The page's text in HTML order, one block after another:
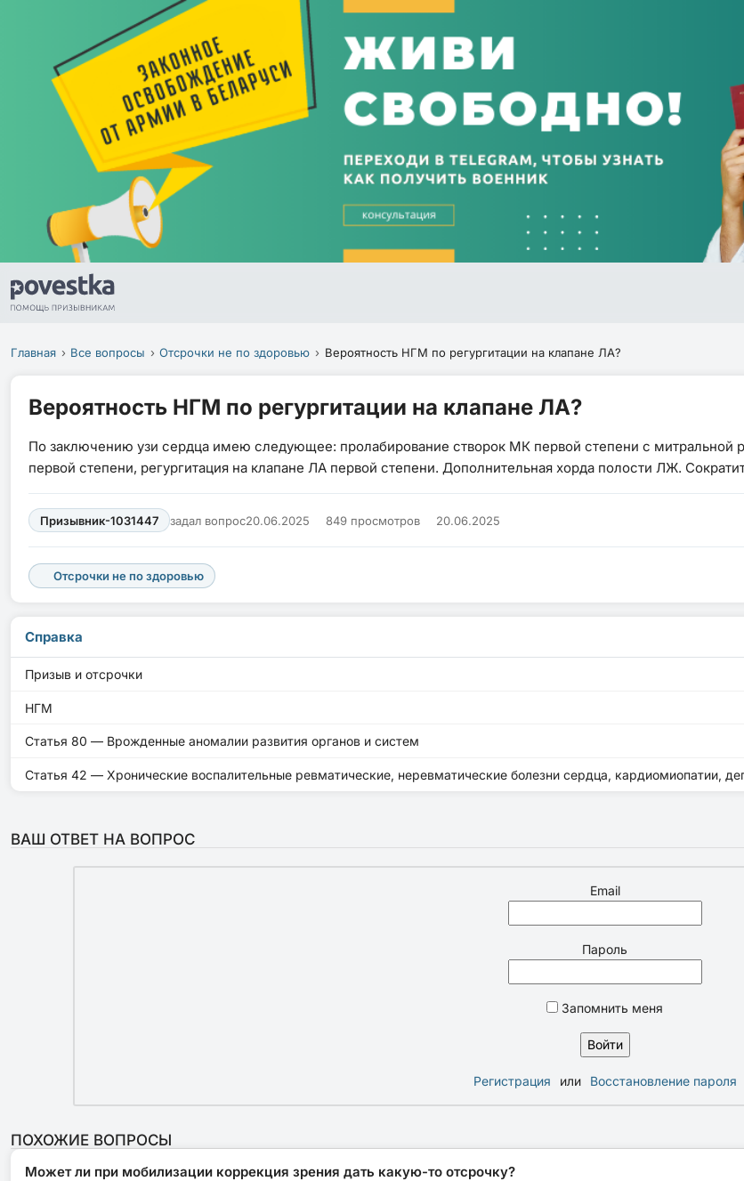
Главная Все вопросы Отсрочки не по здоровью Вероятность НГМ по регургитации на клапане ЛА?
Вероятность НГМ по регургитации на клапане ЛА?
По заключению узи сердца имею следующее: пролабирование створок МК первой степени с митральной
первой степени, регургитация на клапане ЛА первой степени. Дополнительная хорда полости ЛЖ.
Призывник-1031447 задал вопрос20.06.2025 849 просмотров 20.06.2025
Отсрочки не по здоровью
Справка
Призыв и отсрочки
НГМ
Статья 80 — Врожденные аномалии развития органов и систем
Статья 42 — Хронические воспалительные ревматические, неревматические болезни сердца, кардиомиопатии,
ВАШ ОТВЕТ НА ВОПРОС
Email
Пароль
Запомнить меня
Регистрация или Восстановление пароля
ПОХОЖИЕ ВОПРОСЫ
Может ли при мобилизации коррекция зрения дать какую-то отсрочку?